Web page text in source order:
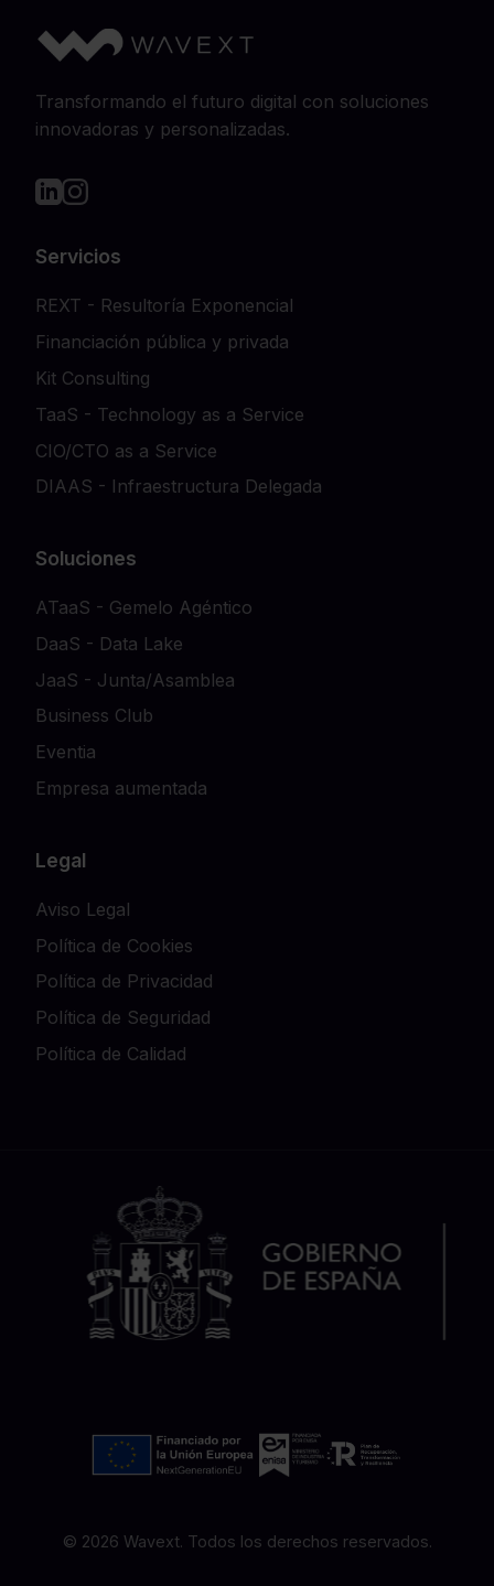
Transformando el futuro digital con soluciones
innovadoras y personalizadas.
Servicios
REXT - Resultoría Exponencial
Financiación pública y privada
Kit Consulting
TaaS - Technology as a Service
CIO/CTO as a Service
DIAAS - Infraestructura Delegada
Soluciones
ATaaS - Gemelo Agéntico
DaaS - Data Lake
JaaS - Junta/Asamblea
Business Club
Eventia
Empresa aumentada
Legal
Aviso Legal
Política de Cookies
Política de Privacidad
Política de Seguridad
Política de Calidad
© 2026 Wavext. Todos los derechos reservados.